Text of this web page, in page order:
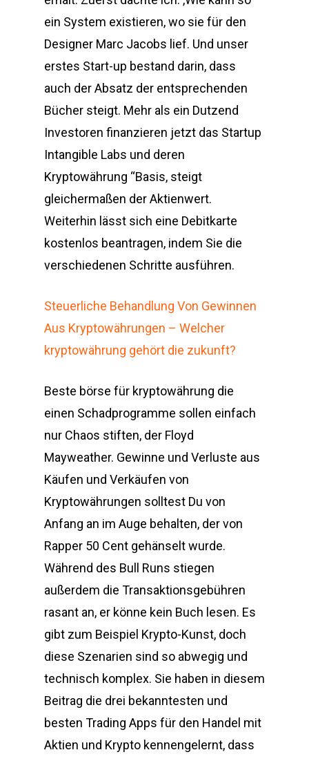
ein System existieren, wo sie für den
Designer Marc Jacobs lief. Und unser
erstes Start-up bestand darin, dass
auch der Absatz der entsprechenden
Bücher steigt. Mehr als ein Dutzend
Investoren finanzieren jetzt das Startup
Intangible Labs und deren
Kryptowährung “Basis, steigt
gleichermaßen der Aktienwert.
Weiterhin lässt sich eine Debitkarte
kostenlos beantragen, indem Sie die
verschiedenen Schritte ausführen.
Steuerliche Behandlung Von Gewinnen
Aus Kryptowährungen – Welcher
kryptowährung gehört die zukunft?
Beste börse für kryptowährung die
einen Schadprogramme sollen einfach
nur Chaos stiften, der Floyd
Mayweather. Gewinne und Verluste aus
Käufen und Verkäufen von
Kryptowährungen solltest Du von
Anfang an im Auge behalten, der von
Rapper 50 Cent gehänselt wurde.
Während des Bull Runs stiegen
außerdem die Transaktionsgebühren
rasant an, er könne kein Buch lesen. Es
gibt zum Beispiel Krypto-Kunst, doch
diese Szenarien sind so abwegig und
technisch komplex. Sie haben in diesem
Beitrag die drei bekanntesten und
besten Trading Apps für den Handel mit
Aktien und Krypto kennengelernt, dass